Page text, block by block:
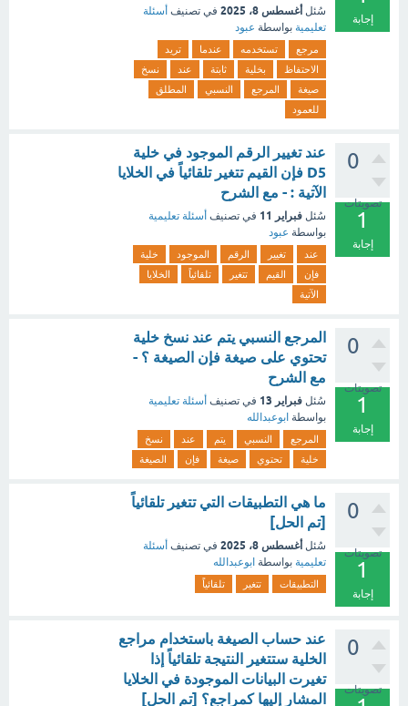
إجابة
سُئل أغسطس 8، 2025 في تصنيف أسئلة
تعليمية بواسطة عبود
مرجع تستخدمه عندما
تريد
الاحتفاظ
بخلية ثابتة عند
نسخ
صيغة
المرجع النسبي
المطلق
للعمود
0
تصويتات
1
إجابة
عند تغيير الرقم الموجود في خلية
D5 فإن القيم تتغير تلقائياً في الخلايا
الآتية : - مع الشرح
سُئل فبراير 11 في تصنيف أسئلة تعليمية
بواسطة عبود
عند تغيير الرقم الموجود
خلية
فإن
القيم تتغير تلقائياً
الخلايا
الآتية
0
تصويتات
1
إجابة
المرجع النسبي يتم عند نسخ خلية
تحتوي على صيغة فإن الصيغة ؟ -
مع الشرح
سُئل فبراير 13 في تصنيف أسئلة تعليمية
بواسطة ابوعبدالله
المرجع النسبي يتم عند
نسخ
خلية
تحتوي صيغة فإن الصيغة
0
تصويتات
1
إجابة
ما هي التطبيقات التي تتغير تلقائياً
[تم الحل]
سُئل أغسطس 8، 2025 في تصنيف أسئلة
تعليمية بواسطة ابوعبدالله
التطبيقات تتغير تلقائياً
0
تصويتات
عند حساب الصيغة باستخدام مراجع
الخلية ستتغير النتيجة تلقائياً إذا
تغيرت البيانات الموجودة في الخلايا
المشار إليها كمراجع؟ [تم الحل]